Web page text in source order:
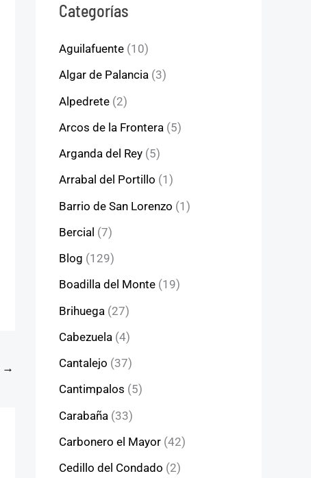
→
Categorías
Aguilafuente (10)
Algar de Palancia (3)
Alpedrete (2)
Arcos de la Frontera (5)
Arganda del Rey (5)
Arrabal del Portillo (1)
Barrio de San Lorenzo (1)
Bercial (7)
Blog (129)
Boadilla del Monte (19)
Brihuega (27)
Cabezuela (4)
Cantalejo (37)
Cantimpalos (5)
Carabaña (33)
Carbonero el Mayor (42)
Cedillo del Condado (2)